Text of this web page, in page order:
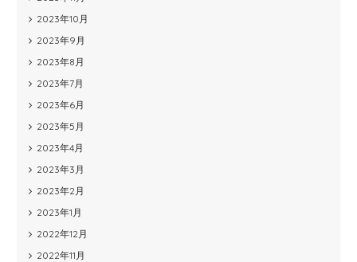
2023年10月
2023年9月
2023年8月
2023年7月
2023年6月
2023年5月
2023年4月
2023年3月
2023年2月
2023年1月
2022年12月
2022年11月